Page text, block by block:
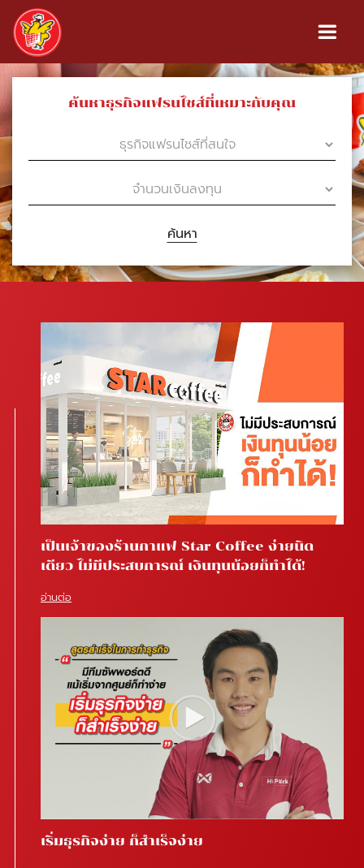
ค้นหาธุรกิจแฟรนไชส์ที่เหมาะกับคุณ
ค้นหา
เป็นเจ้าของร้านกาแฟ Star Coffee ง่ายนิด
เดียว ไม่มีประสบการณ์ เงินทุนน้อยก็ทำได้!
อ่านต่อ
เริ่มธุรกิจง่าย ก็สำเร็จง่าย